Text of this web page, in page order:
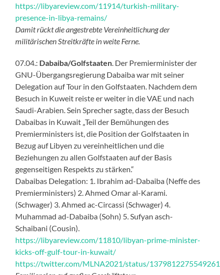
https://libyareview.com/11914/turkish-military-
presence-in-libya-remains/
Damit rückt die angestrebte Vereinheitlichung der
militärischen Streitkräfte in weite Ferne.
07.04.: Dabaiba/Golfstaaten . Der Premierminister der
GNU-Übergangsregierung Dabaiba war mit seiner
Delegation auf Tour in den Golfstaaten. Nachdem dem
Besuch in Kuweit reiste er weiter in die VAE und nach
Saudi-Arabien. Sein Sprecher sagte, dass der Besuch
Dabaibas in Kuwait „Teil der Bemühungen des
Premierministers ist, die Position der Golfstaaten in
Bezug auf Libyen zu vereinheitlichen und die
Beziehungen zu allen Golfstaaten auf der Basis
gegenseitigen Respekts zu stärken.“
Dabaibas Delegation: 1. Ibrahim ad-Dabaiba (Neffe des
Premierministers) 2. Ahmed Omar al-Karami.
(Schwager) 3. Ahmed ac-Circassi (Schwager) 4.
Muhammad ad-Dabaiba (Sohn) 5. Sufyan asch-
Schaibani (Cousin).
https://libyareview.com/11810/libyan-prime-minister-
kicks-off-gulf-tour-in-kuwait/
https://twitter.com/MLNA2021/status/